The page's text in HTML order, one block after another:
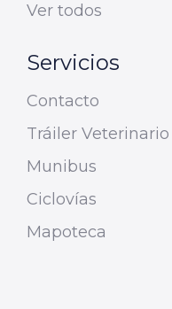
Ver todos
Servicios
Contacto
Tráiler Veterinario
Munibus
Ciclovías
Mapoteca